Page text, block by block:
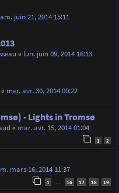
juin 21, 2014 15:11
« lun. juin 09, 2014 16:13
mer. avr. 30, 2014 00:22
- Lights in Tromsø
« mar. avr. 15, 2014 01:04
1 2
mars 16, 2014 11:37
1 16 17 18 19